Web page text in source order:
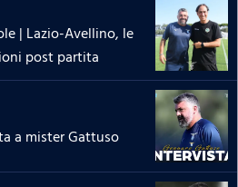
| Lazio-Avellino, le
post partita
a mister Gattuso